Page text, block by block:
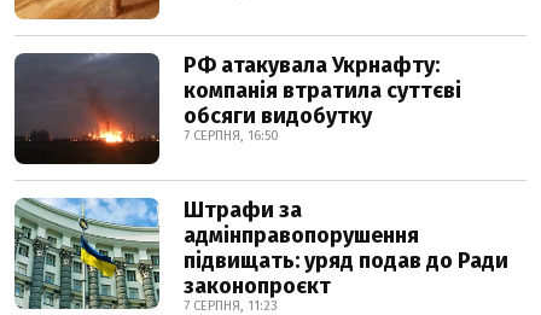
РФ атакувала Укрнафту:
компанія втратила суттєві
обсяги видобутку
7 СЕРПНЯ, 16:50
Штрафи за
адмінправопорушення
підвищать: уряд подав до Ради
законопроєкт
7 СЕРПНЯ, 11:23